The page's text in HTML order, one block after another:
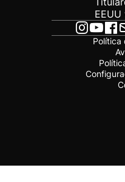
Política